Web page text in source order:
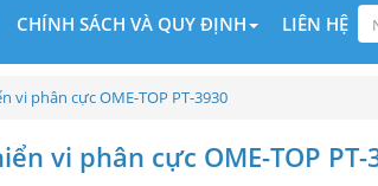
CHÍNH SÁCH VÀ QUY ĐỊNH LIÊN HỆ
vi phân cực OME-TOP PT-3930
vi phân cực OME-TOP PT-